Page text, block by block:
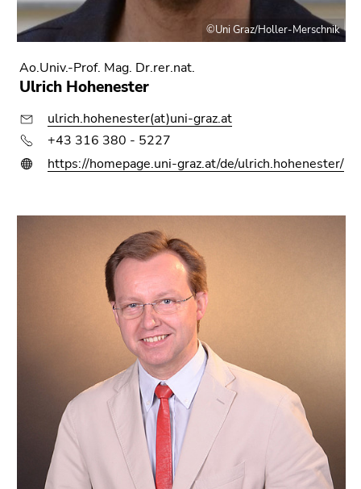
©Uni Graz/Holler-Merschnik
Ao.Univ.-Prof. Mag. Dr.rer.nat.
Ulrich Hohenester
ulrich.hohenester(at)uni-graz.at
+43 316 380 - 5227
https://homepage.uni-graz.at/de/ulrich.hohenester/